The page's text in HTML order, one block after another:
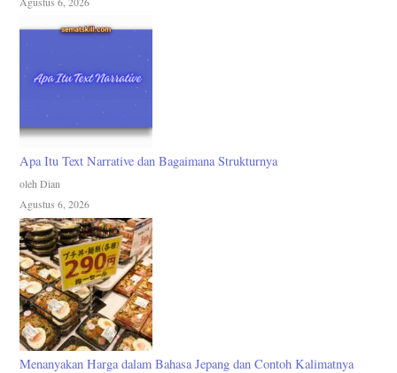
Apa Itu Text Narrative dan Bagaimana Strukturnya
oleh Dian
Agustus 6, 2026
Menanyakan Harga dalam Bahasa Jepang dan Contoh Kalimatnya